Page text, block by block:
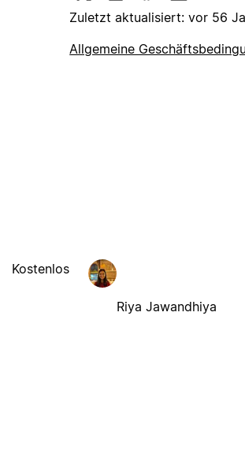
Zuletzt aktualisiert: vor 56
Allgemeine
Kostenlos
Riya Jawandhiya